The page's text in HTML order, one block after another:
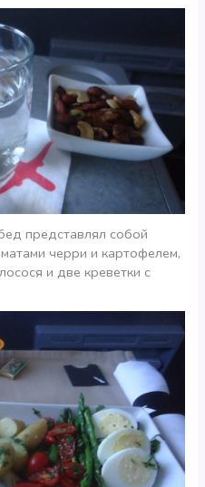
представлял собой
черри и картофелем,
и две креветки с